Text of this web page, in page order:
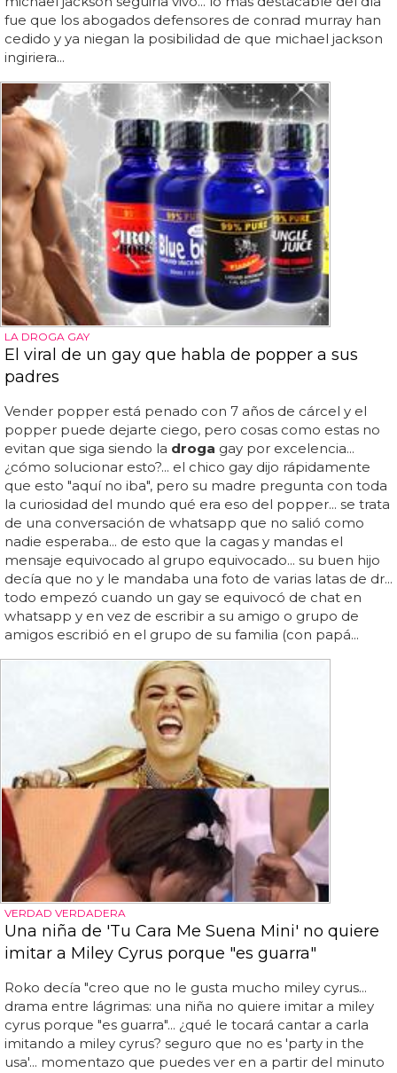
fue que los abogados defensores de conrad murray han
cedido y ya niegan la posibilidad de que michael jackson
ingiriera...
LA DROGA GAY
El viral de un gay que habla de popper a sus
padres
Vender popper está penado con 7 años de cárcel y el
popper puede dejarte ciego, pero cosas como estas no
evitan que siga siendo la droga gay por excelencia...
¿cómo solucionar esto?... el chico gay dijo rápidamente
que esto "aquí no iba", pero su madre pregunta con toda
la curiosidad del mundo qué era eso del popper... se trata
de una conversación de whatsapp que no salió como
nadie esperaba... de esto que la cagas y mandas el
mensaje equivocado al grupo equivocado... su buen hijo
decía que no y le mandaba una foto de varias latas de dr...
todo empezó cuando un gay se equivocó de chat en
whatsapp y en vez de escribir a su amigo o grupo de
amigos escribió en el grupo de su familia (con papá...
VERDAD VERDADERA
Una niña de 'Tu Cara Me Suena Mini' no quiere
imitar a Miley Cyrus porque "es guarra"
Roko decía "creo que no le gusta mucho miley cyrus...
drama entre lágrimas: una niña no quiere imitar a miley
cyrus porque "es guarra"... ¿qué le tocará cantar a carla
imitando a miley cyrus? seguro que no es 'party in the
usa'... momentazo que puedes ver en a partir del minuto